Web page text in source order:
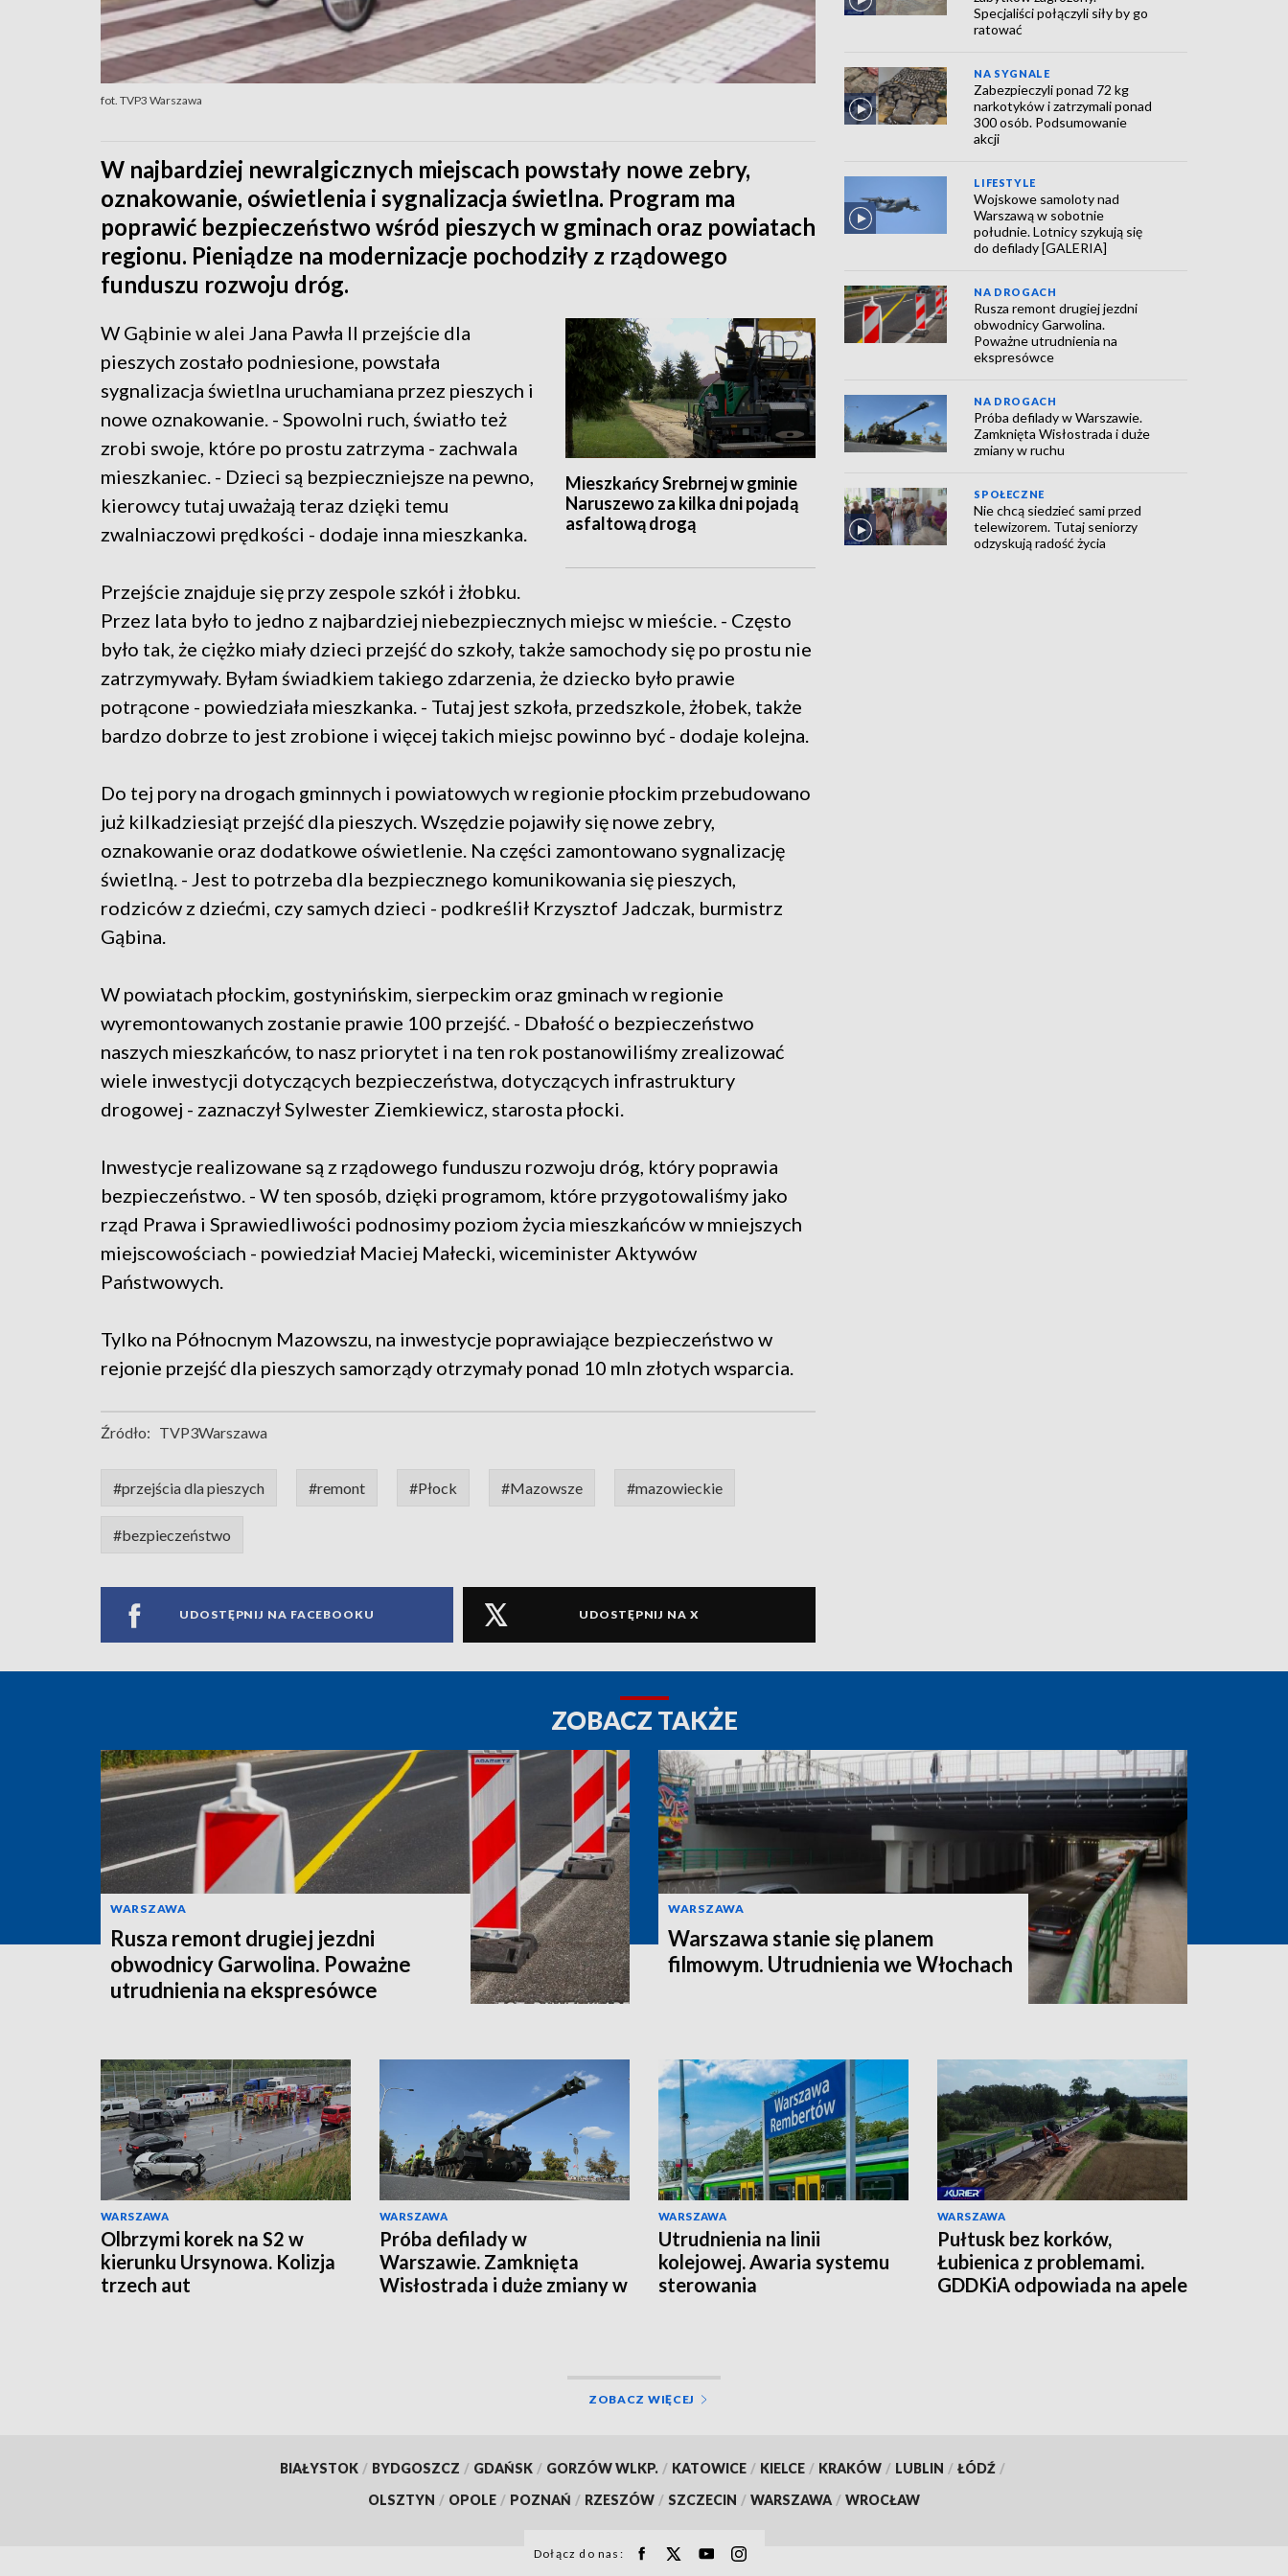
fot. TVP3 Warszawa
W najbardziej newralgicznych miejscach powstały nowe zebry,
oznakowanie, oświetlenia i sygnalizacja świetlna. Program ma
poprawić bezpieczeństwo wśród pieszych w gminach oraz powiatach
regionu. Pieniądze na modernizacje pochodziły z rządowego
funduszu rozwoju dróg.
Mieszkańcy Srebrnej w gminie
Naruszewo za kilka dni pojadą
asfaltową drogą
W Gąbinie w alei Jana Pawła II przejście dla
pieszych zostało podniesione, powstała
sygnalizacja świetlna uruchamiana przez pieszych i
nowe oznakowanie. - Spowolni ruch, światło też
zrobi swoje, które po prostu zatrzyma - zachwala
mieszkaniec. - Dzieci są bezpieczniejsze na pewno,
kierowcy tutaj uważają teraz dzięki temu
zwalniaczowi prędkości - dodaje inna mieszkanka.
Przejście znajduje się przy zespole szkół i żłobku.
Przez lata było to jedno z najbardziej niebezpiecznych miejsc w mieście. - Często
było tak, że ciężko miały dzieci przejść do szkoły, także samochody się po prostu nie
zatrzymywały. Byłam świadkiem takiego zdarzenia, że dziecko było prawie
potrącone - powiedziała mieszkanka. - Tutaj jest szkoła, przedszkole, żłobek, także
bardzo dobrze to jest zrobione i więcej takich miejsc powinno być - dodaje kolejna.
Do tej pory na drogach gminnych i powiatowych w regionie płockim przebudowano
już kilkadziesiąt przejść dla pieszych. Wszędzie pojawiły się nowe zebry,
oznakowanie oraz dodatkowe oświetlenie. Na części zamontowano sygnalizację
świetlną. - Jest to potrzeba dla bezpiecznego komunikowania się pieszych,
rodziców z dziećmi, czy samych dzieci - podkreślił Krzysztof Jadczak, burmistrz
Gąbina.
W powiatach płockim, gostynińskim, sierpeckim oraz gminach w regionie
wyremontowanych zostanie prawie 100 przejść. - Dbałość o bezpieczeństwo
naszych mieszkańców, to nasz priorytet i na ten rok postanowiliśmy zrealizować
wiele inwestycji dotyczących bezpieczeństwa, dotyczących infrastruktury
drogowej - zaznaczył Sylwester Ziemkiewicz, starosta płocki.
Inwestycje realizowane są z rządowego funduszu rozwoju dróg, który poprawia
bezpieczeństwo. - W ten sposób, dzięki programom, które przygotowaliśmy jako
rząd Prawa i Sprawiedliwości podnosimy poziom życia mieszkańców w mniejszych
miejscowościach - powiedział Maciej Małecki, wiceminister Aktywów
Państwowych.
Tylko na Północnym Mazowszu, na inwestycje poprawiające bezpieczeństwo w
rejonie przejść dla pieszych samorządy otrzymały ponad 10 mln złotych wsparcia.
Źródło: TVP3Warszawa
#przejścia dla pieszych #remont #Płock #Mazowsze #mazowieckie
#bezpieczeństwo
UDOSTĘPNIJ NA FACEBOOKU UDOSTĘPNIJ NA X
Specjaliści połączyli siły by go
ratować
NA SYGNALE
Zabezpieczyli ponad 72 kg
narkotyków i zatrzymali ponad
300 osób. Podsumowanie
akcji
LIFESTYLE
Wojskowe samoloty nad
Warszawą w sobotnie
południe. Lotnicy szykują się
do defilady [GALERIA]
NA DROGACH
Rusza remont drugiej jezdni
obwodnicy Garwolina.
Poważne utrudnienia na
ekspresówce
NA DROGACH
Próba defilady w Warszawie.
Zamknięta Wisłostrada i duże
zmiany w ruchu
SPOŁECZNE
Nie chcą siedzieć sami przed
telewizorem. Tutaj seniorzy
odzyskują radość życia
ZOBACZ TAKŻE
WARSZAWA
Rusza remont drugiej jezdni
obwodnicy Garwolina. Poważne
utrudnienia na ekspresówce
WARSZAWA
Warszawa stanie się planem
filmowym. Utrudnienia we Włochach
WARSZAWA
Olbrzymi korek na S2 w
kierunku Ursynowa. Kolizja
trzech aut
WARSZAWA
Próba defilady w
Warszawie. Zamknięta
Wisłostrada i duże zmiany w
WARSZAWA
Utrudnienia na linii
kolejowej. Awaria systemu
sterowania
WARSZAWA
Pułtusk bez korków,
Łubienica z problemami.
GDDKiA odpowiada na apele
ZOBACZ WIĘCEJ
BIAŁYSTOK / BYDGOSZCZ / GDAŃSK / GORZÓW WLKP. / KATOWICE / KIELCE / KRAKÓW / LUBLIN / ŁÓDŹ /
OLSZTYN / OPOLE / POZNAŃ / RZESZÓW / SZCZECIN / WARSZAWA / WROCŁAW
Dołącz do nas: